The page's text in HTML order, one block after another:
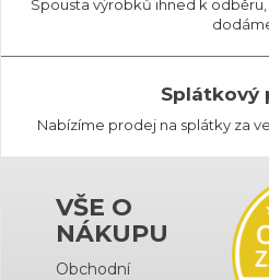
Spousta výrobků ihned k
Splátkový
Nabízíme prodej na splátky za
VŠE O
NÁKUPU
Obchodní